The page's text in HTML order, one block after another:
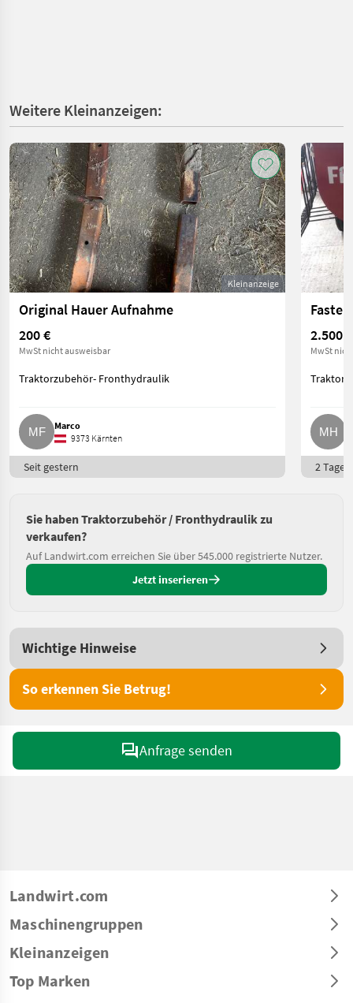
Weitere Kleinanzeigen:
Kleinanzeige
Original Hauer Aufnahme
200 €
MwSt nicht ausweisbar
Traktorzubehör- Fronthydraulik
Marco
9373 Kärnten
Seit gestern
Faster
2.500 €
MwSt
2 Tage
Sie haben Traktorzubehör / Fronthydraulik zu
verkaufen?
Auf Landwirt.com erreichen Sie über 545.000 registrierte Nutzer.
Jetzt inserieren
Wichtige Hinweise
So erkennen Sie Betrug!
Anfrage senden
Landwirt.com
Maschinengruppen
Kleinanzeigen
Top Marken